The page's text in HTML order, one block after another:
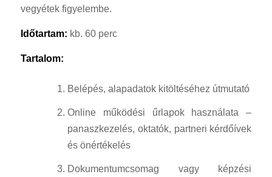
vegyétek figyelembe.
Időtartam: kb. 60 perc
Tartalom:
Belépés, alapadatok kitöltéséhez útmutató
Online működési űrlapok használata –
panaszkezelés, oktatók, partneri kérdőívek
és önértékelés
Dokumentumcsomag vagy képzési